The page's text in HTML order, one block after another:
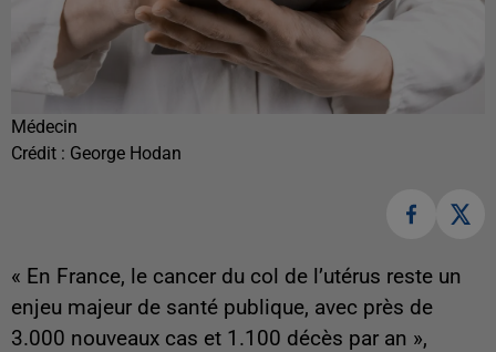
Médecin
Crédit : George Hodan
« En France, le cancer du col de l’utérus reste un
enjeu majeur de santé publique, avec près de
3.000 nouveaux cas et 1.100 décès par an »,